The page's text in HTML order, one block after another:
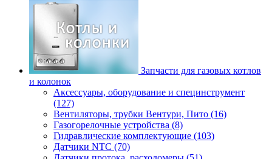
Запчасти для газовых котлов
и колонок
Аксессуары, оборудование и специнструмент
(127)
Вентиляторы, трубки Вентури, Пито (16)
Газогорелочные устройства (8)
Гидравлические комплектующие (103)
Датчики NTC (70)